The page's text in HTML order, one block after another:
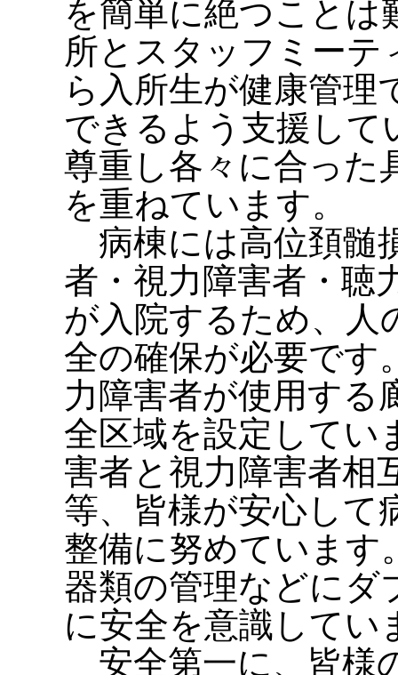
を簡単に絶つことは
所とスタッフミー
ら入所生が健康管理
できるよう支援して
尊重し各々に合った
を重ねています。
病棟には高位頚髄
者・視力障害者・聴
が入院するため、人
全の確保が必要です
力障害者が使用する
全区域を設定してい
害者と視力障害者相
等、皆様が安心して
整備に努めています
器類の管理などにダ
に安全を意識してい
安全第一に、皆様